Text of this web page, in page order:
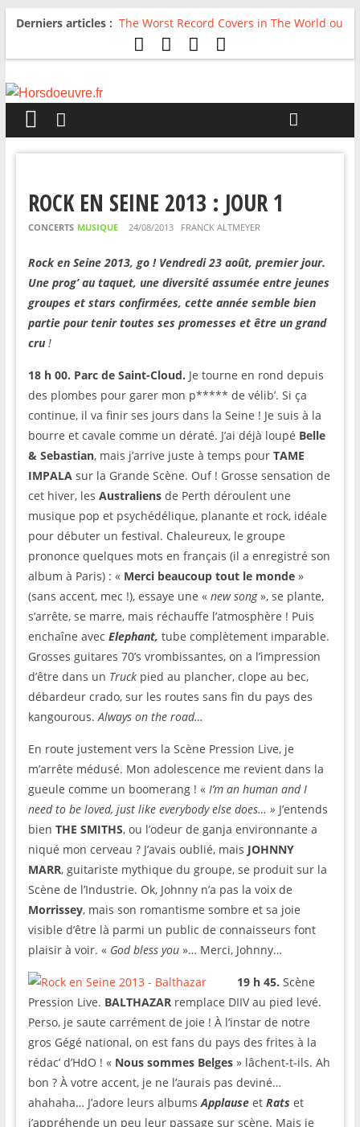
Derniers articles : The Worst Record Covers in The World ou
Comment rire du pire
Avril 2026 : C’est dans les vieux pots
For The First Time, Again : Tyler Ballgame
ROCK EN SEINE 2013 : JOUR 1
CONCERTS MUSIQUE 24/08/2013 FRANCK ALTMEYER
Rock en Seine 2013, go ! Vendredi 23 août, premier jour.
Une prog’ au taquet, une diversité assumée entre jeunes
groupes et stars confirmées, cette année semble bien
partie pour tenir toutes ses promesses et être un grand
cru!
18 h 00. Parc de Saint-Cloud. Je tourne en rond depuis
des plombes pour garer mon p***** de vélib’. Si ça
continue, il va finir ses jours dans la Seine ! Je suis à la
bourre et cavale comme un dératé. J’ai déjà loupé Belle
& Sebastian, mais j’arrive juste à temps pour TAME
IMPALA sur la Grande Scène. Ouf ! Grosse sensation de
cet hiver, les Australiensde Perth déroulent une
musique pop et psychédélique, planante et rock, idéale
pour débuter un festival. Chaleureux, le groupe
prononce quelques mots en français (il a enregistré son
album à Paris) : « Merci beaucoup tout le monde »
(sans accent, mec !), essaye une « new song», se plante,
s’arrête, se marre, mais réchauffe l’atmosphère ! Puis
enchaîne avec Elephant, tube complètement imparable.
Grosses guitares 70’s vrombissantes, on a l’impression
d’être dans un Truck pied au plancher, clope au bec,
débardeur crado, sur les routes sans fin du pays des
kangourous.Always on the road…
En route justement vers la Scène Pression Live, je
m’arrête médusé. Mon adolescence me revient dans la
gueule comme un boomerang ! « I’m an human and I
need to be loved, just like everybody else does… » J’entends
bien THE SMITHS, ou l’odeur de ganja environnante a
niqué mon cerveau ? J’avais oublié, mais JOHNNY
MARR, guitariste mythique du groupe, se produit sur la
Scène de l’Industrie. Ok, Johnny n’a pas la voix de
Morrissey, mais son romantisme sombre et sa joie
visible d’être là parmi un public de connaisseurs font
plaisir à voir. « God bless you»… Merci, Johnny…
19 h 45. Scène
Pression Live. BALTHAZARremplace DIIV au pied levé.
Perso, je saute carrément de joie ! À l’instar de notre
gros Gégé national, on est fans du pays des frites à la
rédac’ d’HdO ! « Nous sommes Belges» lâchent-t-ils. Ah
bon ? À votre accent, je ne l’aurais pas deviné…
ahahaha… J’adore leurs albumsApplauseet Rats et
j’appréhende un peu leur passage sur scène. Mais je